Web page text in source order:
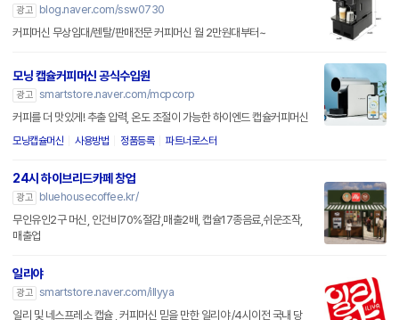
광고
blog.naver.com/ssw0730
커피머신 무상임대/렌탈/판매전문 커피머신 월 2만원대부터~
모닝 캡슐커피머신 공식수입원
광고 smartstore.naver.com/mcpcorp
커피를 더 맛있게! 추출 압력, 온도 조절이 가능한 하이엔드 캡슐커피머신
모닝캡슐머신 사용방법 정품등록 파트너로스터
24시 하이브리드카페 창업
광고
bluehousecoffee.kr/
무인유인2구 머신, 인건비70%절감,매출2배, 캡슐17종음료,쉬운조작,
매출업
일리야
광고 smartstore.naver.com/illyya
일리 및 네스프레소 캡슐 , 커피머신 믿을 만한 일리야 /4시이전 국내 당